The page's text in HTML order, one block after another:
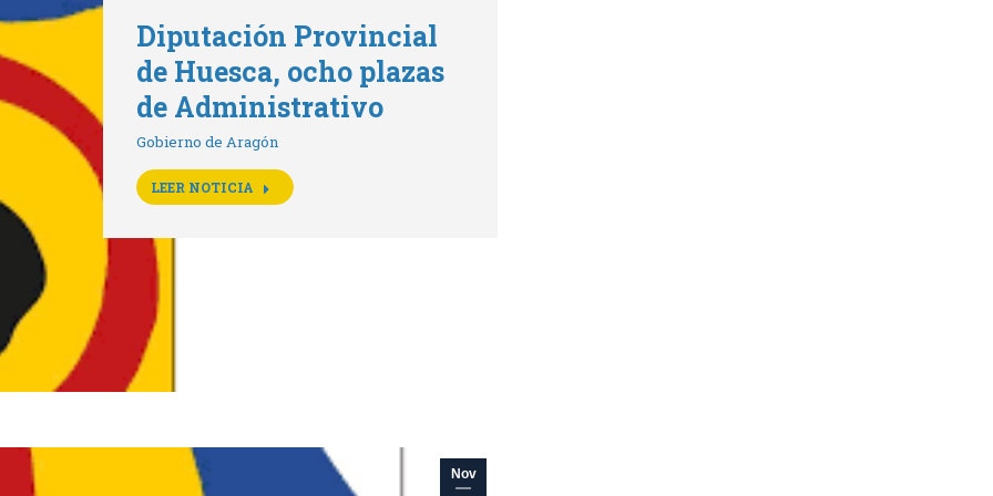
Diputación Provincial
de Huesca, ocho plazas
de Administrativo
Gobierno de Aragón
LEER NOTICIA
Nov